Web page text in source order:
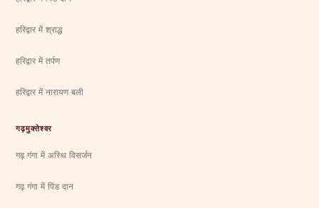
हरिद्वार में श्राद्ध
हरिद्वार में तर्पण
हरिद्वार में नारायण बली
गढ़मुक्तेश्वर
गढ़ गंगा में अस्थि विसर्जन
गढ़ गंगा में पिंड दान